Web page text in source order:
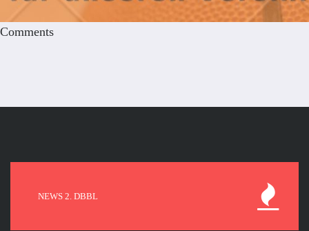
Comments
NEWS 2. DBBL